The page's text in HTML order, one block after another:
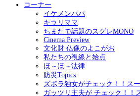
コーナー
イケメンパパ
キラリママ
ちまたで話題のスグレMONO
Cinema Preview
文化財 仏像のよこがお
私たちの視線と始点
ほ～ほ～法律
防災Topics
ズボラ独女がチェック！！ス
ガッツリ主夫が チェック！！